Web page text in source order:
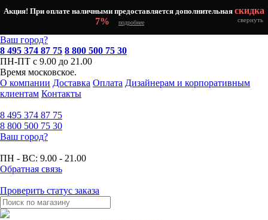
Акция! При оплате наличными предоставляется дополнительная скидка
7%
подробнее свернуть
Ваш город?
8 495 374 87 75 8 800 500 75 30
ПН-ПТ с 9.00 до 21.00
Время московское.
О компании Доставка Оплата Дизайнерам и корпоративным
клиентам Контакты
8 495 374 87 75
8 800 500 75 30
Ваш город?
ПН - ВС: 9.00 - 21.00
Обратная связь
Проверить статус заказа